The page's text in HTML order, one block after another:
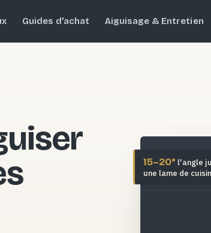
Guides d'achat Aiguisage & Entretien
15–20° l'angle
une lame de